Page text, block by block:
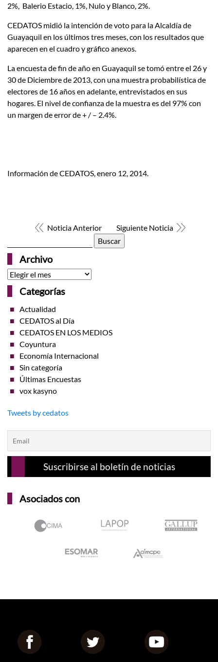
2%, Balerio Estacio, 1%, Nulo y Blanco, 2%.
CEDATOS midió la intención de voto para la Alcaldía de
Guayaquil en los últimos tres meses, con los resultados que
aparecen en el cuadro y gráfico anexos.
La encuesta de fin de año en Guayaquil se tomó entre el 26 y
30 de Diciembre de 2013, con una muestra probabilística de
electores de 16 años en adelante, entrevistados en sus
hogares. El nivel de confianza de la muestra es del 97% con
un margen de error de + / – 2.4%.
Información de CEDATOS, enero 12, 2014.
Noticia Anterior
Siguiente Noticia
Archivo
Archivo
Categorías
Actualidad
CEDATOS al Día
CEDATOS EN LOS MEDIOS
Coyuntura
Economía Internacional
Sin categoría
Últimas Encuestas
vox kasyno
Tweets by cedatos
Asociados con